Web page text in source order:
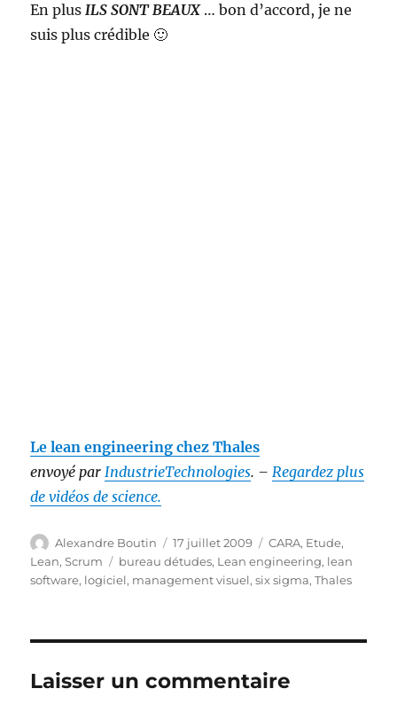
En plusILS SONT BEAUX… bon d’accord, je ne
suis plus crédible 🙂
Le lean engineering chez Thales
envoyé parIndustrieTechnologies. –Regardez plus
de vidéos de science.
Auteur
Alexandre Boutin
Publié
le
17 juillet 2009 Catégories
CARA, Etude,
Lean,Scrum Étiquettes
bureau détudes, Lean engineering, lean
software, logiciel, management visuel,six sigma,Thales
Laisser un commentaire